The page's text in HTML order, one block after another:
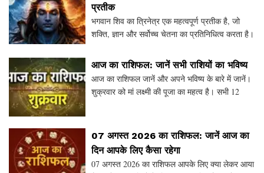
प्रतीक
भगवान शिव का त्रिनेत्र एक महत्वपूर्ण प्रतीक है, जो
शक्ति, ज्ञान और सर्वोच्च चेतना का प्रतिनिधित्व करता है।
की कथा, और कामदेव के साथ जुड़ी घटनाओ
आज का राशिफल: जानें सभी राशियों का भविष्य
आज का राशिफल जानें और अपने भविष्य के बारे में जानें।
शुक्रवार को मां लक्ष्मी की पूजा का महत्व है। सभी 12
07 अगस्त 2026 का राशिफल: जानें आज का
दिन आपके लिए कैसा रहेगा
07 अगस्त 2026 का राशिफल आपके लिए क्या लेकर आया